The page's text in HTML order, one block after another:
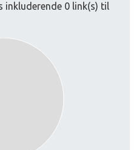
0 link(s) til